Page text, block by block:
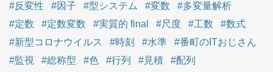
#反変性
#因子 #型システム #変数
#多変量解析
#定数
#定数変数 #実質的 final #尺度 #工数
#数式
#新型コロナウイルス
#時刻 #水準
#番町のITおじさん
#監視
#総称型 #色 #行列 #見積 #配列